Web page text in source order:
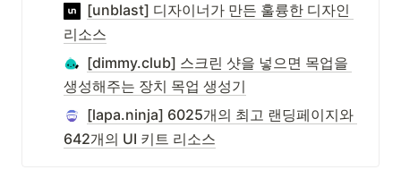
[unblast] 디자이너가 만든 훌륭한 디자인
리소스
[dimmy.club] 스크린 샷을 넣으면 목업을
생성해주는 장치 목업 생성기
[lapa.ninja] 6025개의 최고 랜딩페이지와
642개의 UI 키트 리소스